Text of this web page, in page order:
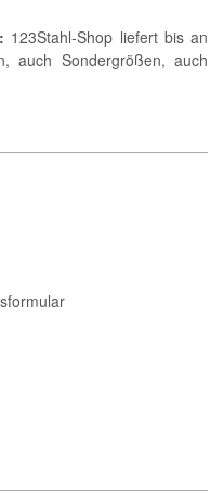
123Stahl-Shop liefert bis an
auch Sondergrößen, auch